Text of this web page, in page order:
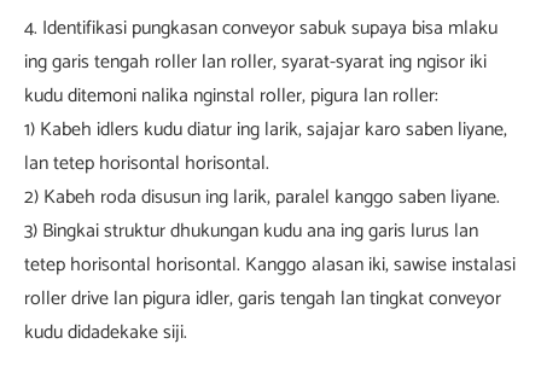
4. Identifikasi pungkasan conveyor sabuk supaya bisa mlaku
ing garis tengah roller lan roller, syarat-syarat ing ngisor iki
kudu ditemoni nalika nginstal roller, pigura lan roller:
1) Kabeh idlers kudu diatur ing larik, sajajar karo saben liyane,
lan tetep horisontal horisontal.
2) Kabeh roda disusun ing larik, paralel kanggo saben liyane.
3) Bingkai struktur dhukungan kudu ana ing garis lurus lan
tetep horisontal horisontal. Kanggo alasan iki, sawise instalasi
roller drive lan pigura idler, garis tengah lan tingkat conveyor
kudu didadekake siji.